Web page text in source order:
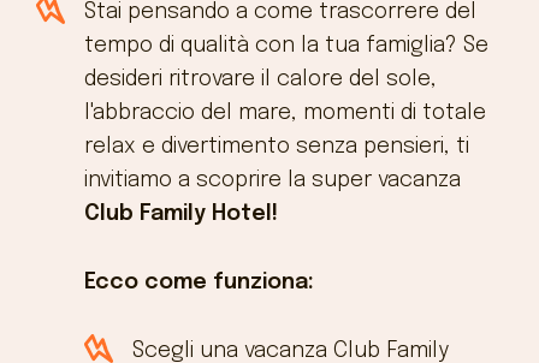
Stai pensando a come trascorrere del
tempo di qualità con la tua famiglia? Se
desideri ritrovare il calore del sole,
l'abbraccio del mare, momenti di totale
relax e divertimento senza pensieri, ti
invitiamo a scoprire la super vacanza
Club Family Hotel!
Ecco come funziona:
Scegli una vacanza Club Family